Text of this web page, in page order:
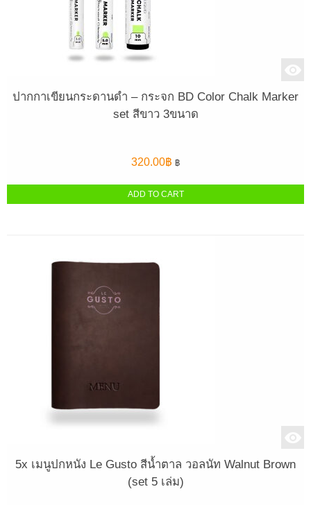
ปากกาเขียนกระดานดำ – กระจก BD Color Chalk Marker
set สีขาว 3ขนาด
320.00฿ ฿
ADD TO CART
5x เมนูปกหนัง Le Gusto สีน้ำตาล วอลนัท Walnut Brown
(set 5 เล่ม)